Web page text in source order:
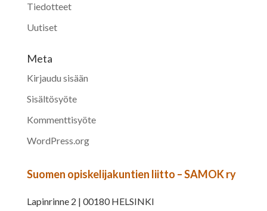
Tiedotteet
Uutiset
Meta
Kirjaudu sisään
Sisältösyöte
Kommenttisyöte
WordPress.org
Suomen opiskelijakuntien liitto – SAMOK ry
Lapinrinne 2 | 00180 HELSINKI